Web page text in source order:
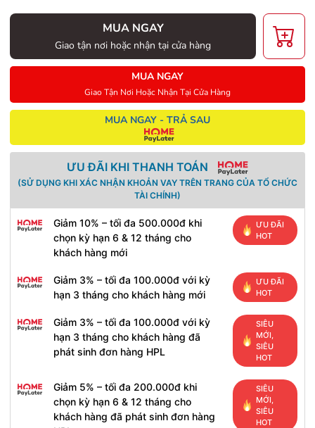
MUA NGAY
Giao tận nơi hoặc nhận tại cửa hàng
MUA NGAY
Giao Tận Nơi Hoặc Nhận Tại Cửa Hàng
MUA NGAY - TRẢ SAU
ƯU ĐÃI KHI THANH TOÁN
(SỬ DỤNG KHI XÁC NHẬN KHOẢN VAY TRÊN TRANG CỦA TỔ CHỨC
TÀI CHÍNH)
Giảm 10% – tối đa 500.000đ khi
chọn kỳ hạn 6 & 12 tháng cho
khách hàng mới
ƯU ĐÃI
HOT
Giảm 3% – tối đa 100.000đ với kỳ
hạn 3 tháng cho khách hàng mới
ƯU ĐÃI
HOT
Giảm 3% – tối đa 100.000đ với kỳ
hạn 3 tháng cho khách hàng đã
phát sinh đơn hàng HPL
SIÊU
MỚI,
SIÊU
HOT
Giảm 5% – tối đa 200.000đ khi
chọn kỳ hạn 6 & 12 tháng cho
khách hàng đã phát sinh đơn hàng
SIÊU
MỚI,
SIÊU
HOT